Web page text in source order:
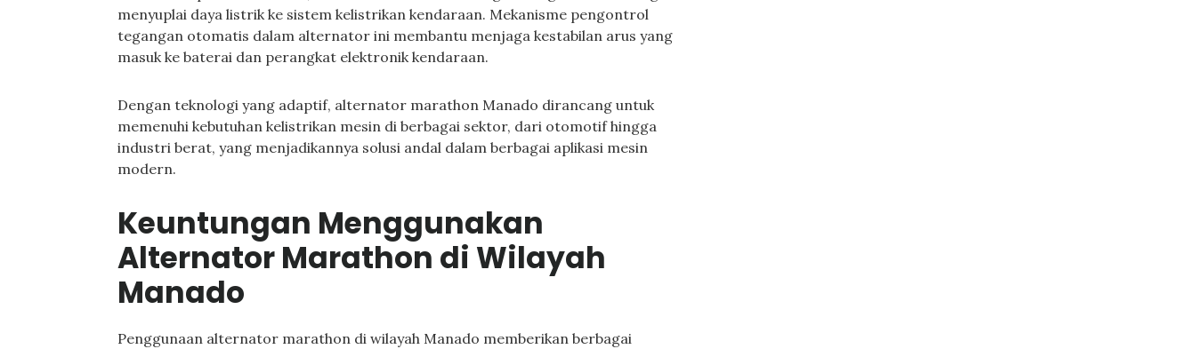
menyuplai daya listrik ke sistem kelistrikan kendaraan. Mekanisme pengontrol
tegangan otomatis dalam alternator ini membantu menjaga kestabilan arus yang
masuk ke baterai dan perangkat elektronik kendaraan.
Dengan teknologi yang adaptif, alternator marathon Manado dirancang untuk
memenuhi kebutuhan kelistrikan mesin di berbagai sektor, dari otomotif hingga
industri berat, yang menjadikannya solusi andal dalam berbagai aplikasi mesin
modern.
Keuntungan Menggunakan
Alternator Marathon di Wilayah
Manado
Penggunaan alternator marathon di wilayah Manado memberikan berbagai